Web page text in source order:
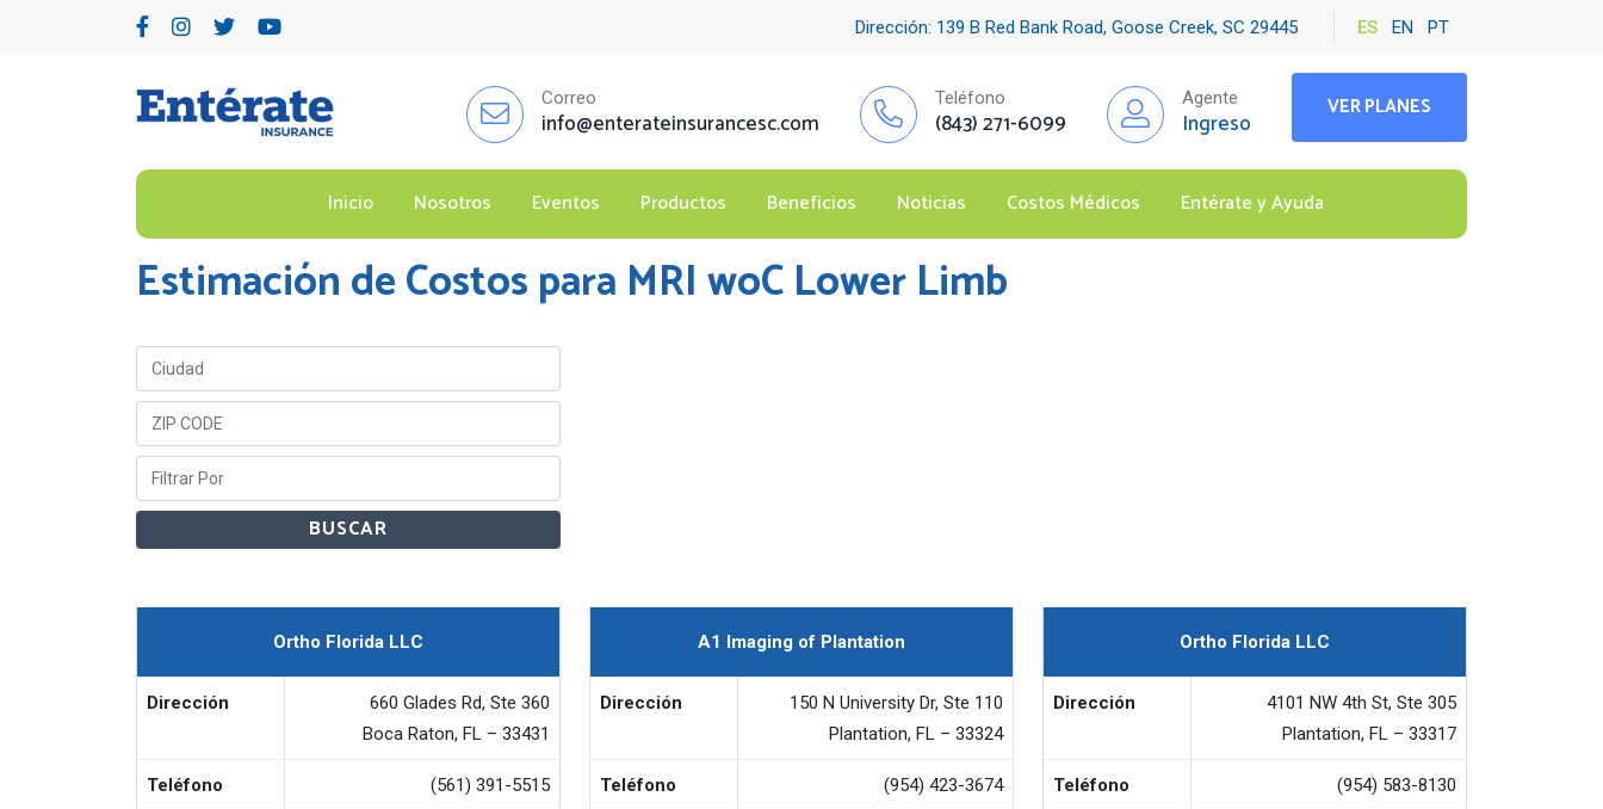
Dirección: 139 B Red Bank Road, Goose Creek, SC 29445 ES EN PT
Correo
info@enterateinsurancesc.com
Teléfono
(843) 271-6099
Agente
Ingreso
VER PLANES
Inicio Nosotros Eventos Productos Beneficios Noticias Costos Médicos Entérate y Ayuda
Estimación de Costos para MRI woC Lower Limb
BUSCAR
Ortho Florida LLC
Dirección
660 Glades Rd, Ste 360
Boca Raton, FL – 33431
Teléfono (561) 391-5515
A1 Imaging of Plantation
Dirección
150 N University Dr, Ste 110
Plantation, FL – 33324
Teléfono (954) 423-3674
Ortho Florida LLC
Dirección
4101 NW 4th St, Ste 305
Plantation, FL – 33317
Teléfono (954) 583-8130